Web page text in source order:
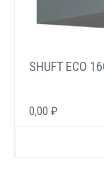
SHUFT ECO
0,00 ₽